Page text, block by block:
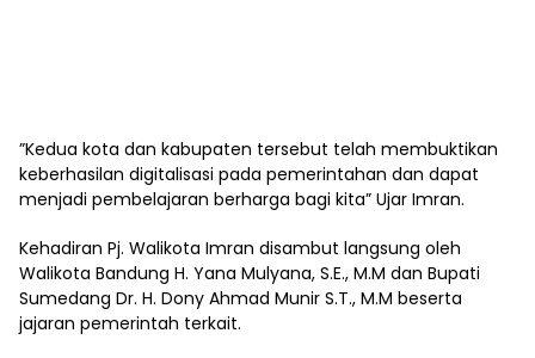
”Kedua kota dan kabupaten tersebut telah membuktikan
keberhasilan digitalisasi pada pemerintahan dan dapat
menjadi pembelajaran berharga bagi kita” Ujar Imran.
Kehadiran Pj. Walikota Imran disambut langsung oleh
Walikota Bandung H. Yana Mulyana, S.E., M.M dan Bupati
Sumedang Dr. H. Dony Ahmad Munir S.T., M.M beserta
jajaran pemerintah terkait.